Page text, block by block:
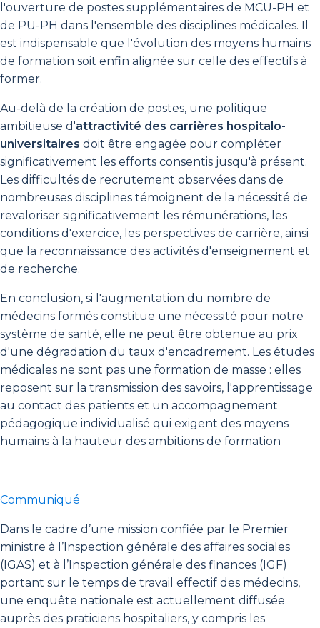
l'ouverture de postes supplémentaires de MCU-PH et
de PU-PH dans l'ensemble des disciplines médicales. Il
est indispensable que l'évolution des moyens humains
de formation soit enfin alignée sur celle des effectifs à
former.
Au-delà de la création de postes, une politique
ambitieuse d'attractivité des carrières hospitalo-
universitaires doit être engagée pour compléter
significativement les efforts consentis jusqu'à présent.
Les difficultés de recrutement observées dans de
nombreuses disciplines témoignent de la nécessité de
revaloriser significativement les rémunérations, les
conditions d'exercice, les perspectives de carrière, ainsi
que la reconnaissance des activités d'enseignement et
de recherche.
En conclusion, si l'augmentation du nombre de
médecins formés constitue une nécessité pour notre
système de santé, elle ne peut être obtenue au prix
d'une dégradation du taux d'encadrement. Les études
médicales ne sont pas une formation de masse : elles
reposent sur la transmission des savoirs, l'apprentissage
au contact des patients et un accompagnement
pédagogique individualisé qui exigent des moyens
humains à la hauteur des ambitions de formation
Communiqué
Dans le cadre d’une mission confiée par le Premier
ministre à l’Inspection générale des affaires sociales
(IGAS) et à l’Inspection générale des finances (IGF)
portant sur le temps de travail effectif des médecins,
une enquête nationale est actuellement diffusée
auprès des praticiens hospitaliers, y compris les